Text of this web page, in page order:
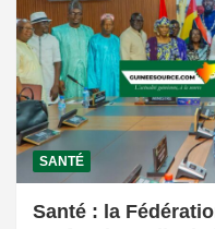
SANTÉ
Santé : la